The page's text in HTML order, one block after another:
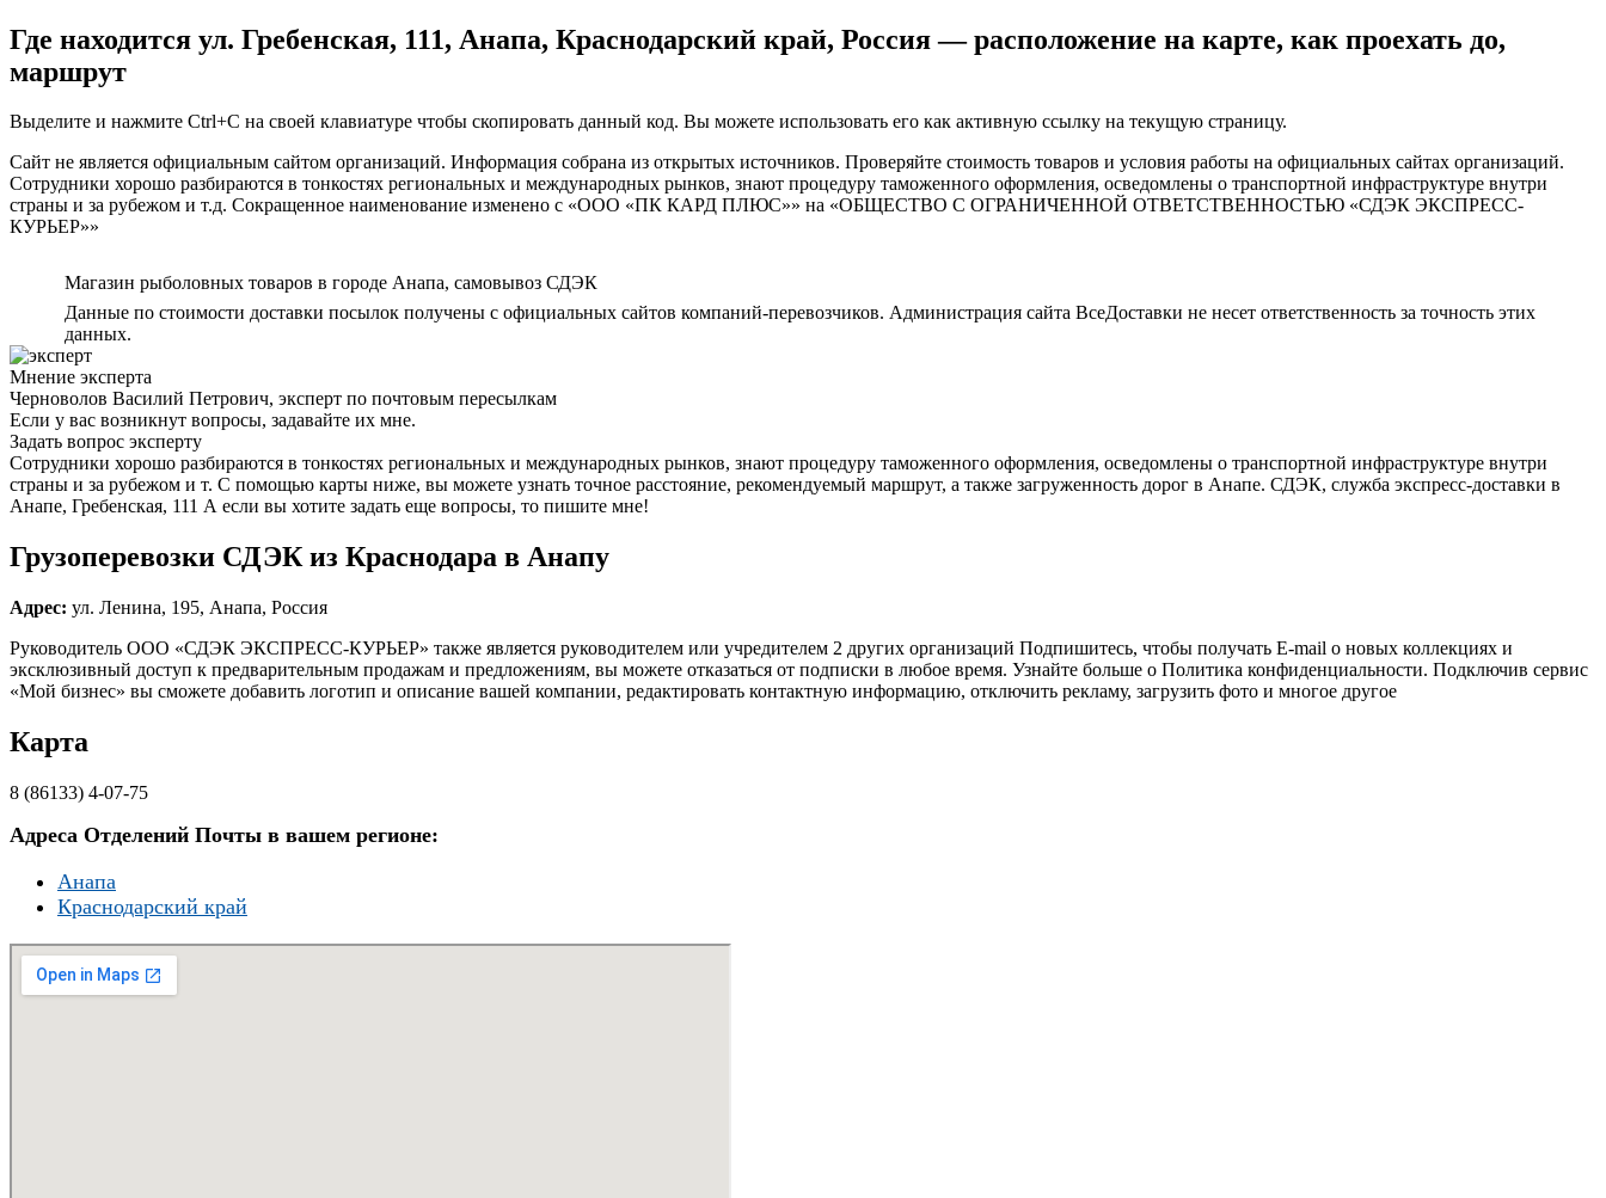
Где находится ул. Гребенская, 111, Анапа, Краснодарский край, Россия — расположение на карте, как проехать до,
маршрут
Выделите и нажмите Ctrl+C на своей клавиатуре чтобы скопировать данный код. Вы можете использовать его как активную ссылку на текущую страницу.
Сайт не является официальным сайтом организаций. Информация собрана из открытых источников. Проверяйте стоимость товаров и условия работы на официальных сайтах организаций.
Сотрудники хорошо разбираются в тонкостях региональных и международных рынков, знают процедуру таможенного оформления, осведомлены о транспортной инфраструктуре внутри
страны и за рубежом и т.д. Сокращенное наименование изменено с «ООО «ПК КАРД ПЛЮС»» на «ОБЩЕСТВО С ОГРАНИЧЕННОЙ ОТВЕТСТВЕННОСТЬЮ «СДЭК ЭКСПРЕСС-
КУРЬЕР»»
Магазин рыболовных товаров в городе Анапа, самовывоз СДЭК
Данные по стоимости доставки посылок получены с официальных сайтов компаний-перевозчиков. Администрация сайта ВсеДоставки не несет ответственность за точность этих
данных.
Мнение эксперта
Черноволов Василий Петрович, эксперт по почтовым пересылкам
Если у вас возникнут вопросы, задавайте их мне.
Задать вопрос эксперту
Сотрудники хорошо разбираются в тонкостях региональных и международных рынков, знают процедуру таможенного оформления, осведомлены о транспортной инфраструктуре внутри
страны и за рубежом и т. С помощью карты ниже, вы можете узнать точное расстояние, рекомендуемый маршрут, а также загруженность дорог в Анапе. СДЭК, служба экспресс-доставки в
Анапе, Гребенская, 111 А если вы хотите задать еще вопросы, то пишите мне!
Грузоперевозки СДЭК из Краснодара в Анапу
Адрес: ул. Ленина, 195, Анапа, Россия
Руководитель ООО «СДЭК ЭКСПРЕСС-КУРЬЕР» также является руководителем или учредителем 2 других организаций Подпишитесь, чтобы получать E-mail о новых коллекциях и
эксклюзивный доступ к предварительным продажам и предложениям, вы можете отказаться от подписки в любое время. Узнайте больше о Политика конфиденциальности. Подключив сервис
«Мой бизнес» вы сможете добавить логотип и описание вашей компании, редактировать контактную информацию, отключить рекламу, загрузить фото и многое другое
Карта
8 (86133) 4-07-75
Адреса Отделений Почты в вашем регионе:
Анапа
Краснодарский край